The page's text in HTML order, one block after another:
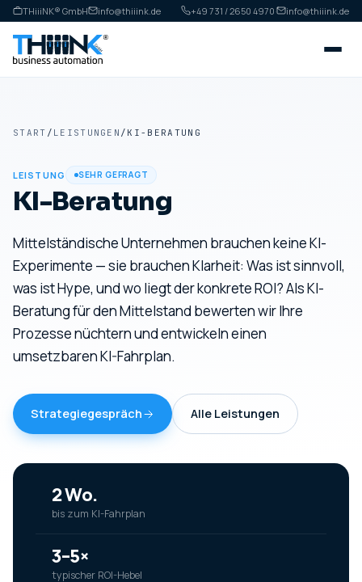
THiiiNK® GmbH info@thiiink.de +49 731 / 2650 4970· info@thiiink.de
START / LEISTUNGEN / KI-BERATUNG
LEISTUNG SEHR GEFRAGT
KI-Beratung
Mittelständische Unternehmen brauchen keine KI-
Experimente — sie brauchen Klarheit: Was ist sinnvoll,
was ist Hype, und wo liegt der konkrete ROI? Als KI-
Beratung für den Mittelstand bewerten wir Ihre
Prozesse nüchtern und entwickeln einen
umsetzbaren KI-Fahrplan.
Strategiegespräch Alle Leistungen
2 Wo.
bis zum KI-Fahrplan
3–5×
typischer ROI-Hebel